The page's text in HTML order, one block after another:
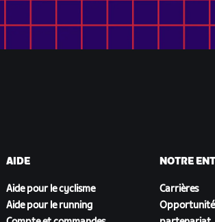
AIDE
Aide pour le cyclisme
Aide pour le running
NOTRE
Carrières